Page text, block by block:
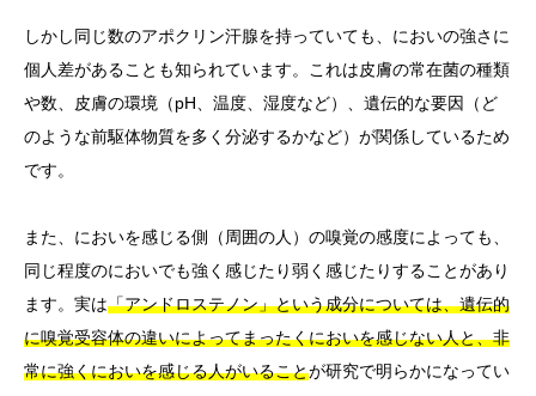
しかし同じ数のアポクリン汗腺を持っていても、においの強さに
個人差があることも知られています。これは皮膚の常在菌の種類
や数、皮膚の環境（pH、温度、湿度など）、遺伝的な要因（ど
のような前駆体物質を多く分泌するかなど）が関係しているため
です。
また、においを感じる側（周囲の人）の嗅覚の感度によっても、
同じ程度のにおいでも強く感じたり弱く感じたりすることがあり
ます。実は「アンドロステノン」という成分については、遺伝的
に嗅覚受容体の違いによってまったくにおいを感じない人と、非
常に強くにおいを感じる人がいることが研究で明らかになってい